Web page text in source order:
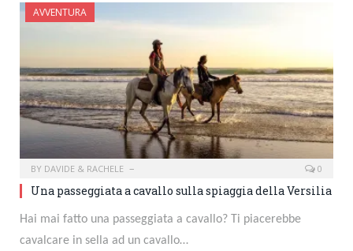
AVVENTURA
BY DAVIDE & RACHELE 0
Una passeggiata a cavallo sulla spiaggia della Versilia
Hai mai fatto una passeggiata a cavallo? Ti piacerebbe
cavalcare in sella ad un cavallo…